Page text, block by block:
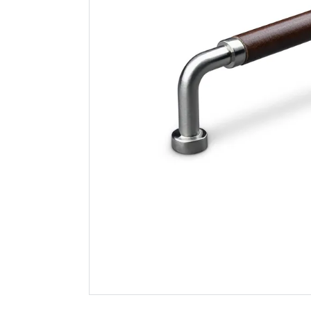
krom/brunt lær
Bestillingsvare
Theofils
perugia
matt sort
161